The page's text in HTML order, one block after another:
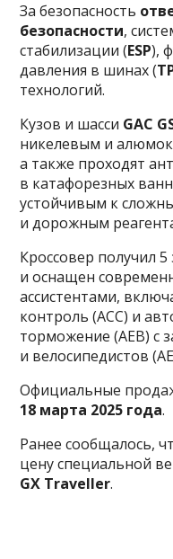
За безопасность
безопасности,
стабилизации (ESP),
давления в шинах (
технологий.
Кузов и шасси GAC
никелевым и
а также проходят
в катафорезных
устойчивым к
и дорожным
Кроссовер получил
и оснащен
ассистентами,
контроль (ACC) и
торможение (AEB) с
и велосипедистов
Официальные
18 марта 2025 года.
Ранее сообщалось,
цену специальной
GX Traveller.